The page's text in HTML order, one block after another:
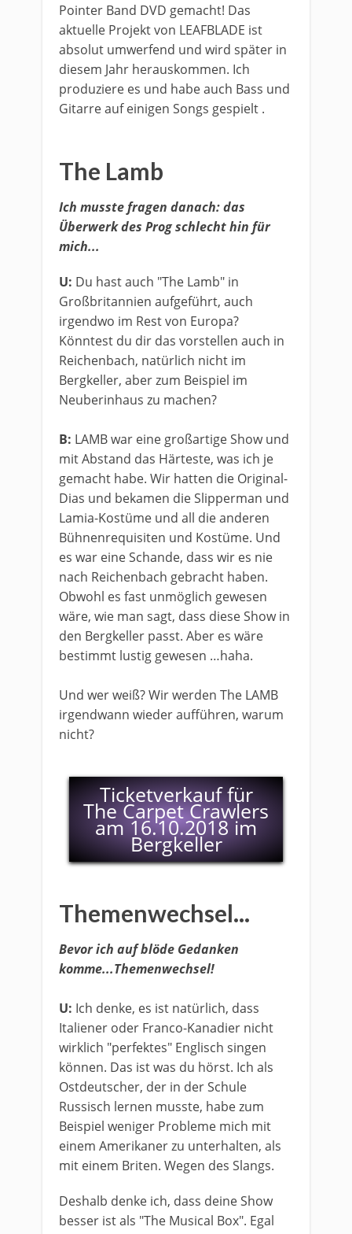
Pointer Band DVD gemacht! Das
aktuelle Projekt von LEAFBLADE ist
absolut umwerfend und wird später in
diesem Jahr herauskommen. Ich
produziere es und habe auch Bass und
Gitarre auf einigen Songs gespielt .
​The Lamb
Ich musste fragen danach: das
Überwerk des Prog schlecht hin für
mich...
U: Du hast auch "The Lamb" in
Großbritannien aufgeführt, auch
irgendwo im Rest von Europa?
Könntest du dir das vorstellen auch in
Reichenbach, natürlich nicht im
Bergkeller, aber zum Beispiel im
Neuberinhaus zu machen?
B: LAMB war eine großartige Show und
mit Abstand das Härteste, was ich je
gemacht habe. Wir hatten die Original-
Dias und bekamen die Slipperman und
Lamia-Kostüme und all die anderen
Bühnenrequisiten und Kostüme. Und
es war eine Schande, dass wir es nie
nach Reichenbach gebracht haben.
Obwohl es fast unmöglich gewesen
wäre, wie man sagt, dass diese Show in
den Bergkeller passt. Aber es wäre
bestimmt lustig gewesen …haha.
Und wer weiß? Wir werden The LAMB
irgendwann wieder aufführen, warum
nicht?
Ticketverkauf für
The Carpet Crawlers
am 16.10.2018 im
Bergkeller
Themenwechsel...
Bevor ich auf blöde Gedanken
komme...Themenwechsel!
U: Ich denke, es ist natürlich, dass
Italiener oder Franco-Kanadier nicht
wirklich "perfektes" Englisch singen
können. Das ist was du hörst. Ich als
Ostdeutscher, der in der Schule
Russisch lernen musste, habe zum
Beispiel weniger Probleme mich mit
einem Amerikaner zu unterhalten, als
mit einem Briten. Wegen des Slangs.
Deshalb denke ich, dass deine Show
besser ist als "The Musical Box". Egal